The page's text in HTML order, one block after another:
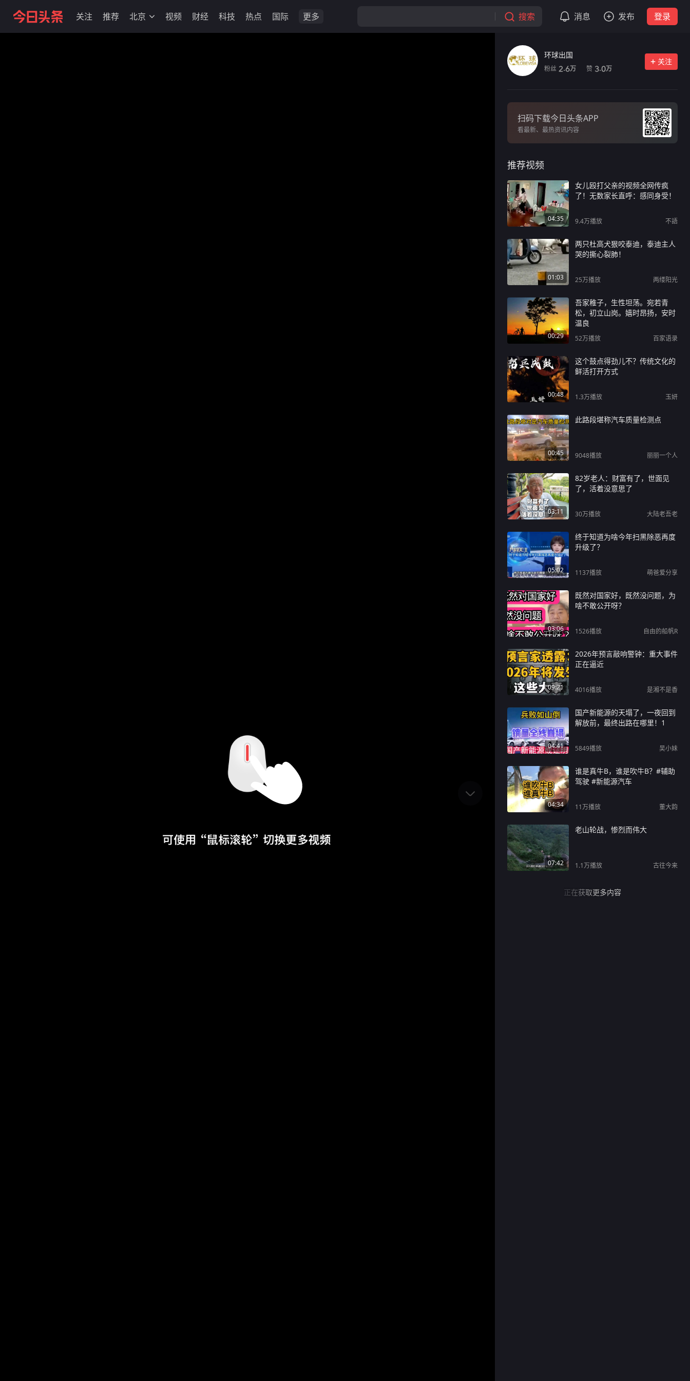
关注 推荐 北京 视频 财经 科技 热点 国际 更多 搜索 消息 发布 登录
环球出国
粉丝 2.6万 赞 3.0万
关注
扫码下载今日头条APP
看最新、最热资讯内容
推荐视频
04:35
女儿殴打父亲的视频全网传疯
了！无数家长直呼：感同身受！
9.4万播放 不語
01:03
两只杜高犬狠咬泰迪，泰迪主人
哭的撕心裂肺！
25万播放 两缕阳光
00:29
吾家稚子，生性坦荡。宛若青
松，初立山岗。嬉时昂扬，安时
温良
52万播放 百家语录
00:48
这个鼓点得劲儿不？传统文化的
鲜活打开方式
1.3万播放 玉妍
00:45
此路段堪称汽车质量检测点
9048播放 丽丽一个人
03:11
82岁老人：财富有了，世面见
了，活着没意思了
30万播放 大陆老吾老
05:02
终于知道为啥今年扫黑除恶再度
升级了？
1137播放 萌爸爱分享
03:06
既然对国家好，既然没问题，为
啥不敢公开呀？
1526播放 自由的船帆R
09:21
2026年预言敲响警钟：重大事件
正在逼近
4016播放 是湘不是香
04:41
国产新能源的天塌了，一夜回到
解放前，最终出路在哪里！1
5849播放 吴小妹
04:34
谁是真牛B，谁是吹牛B？#辅助
驾驶 #新能源汽车
11万播放 董大韵
07:42
老山轮战，惨烈而伟大
1.1万播放 古往今来
正在获取更多内容